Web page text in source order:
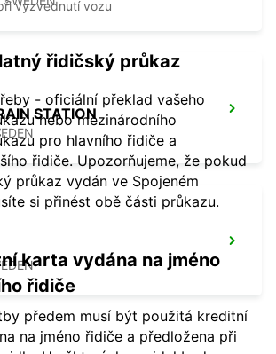
STATION
vyzvednutí vozu
řidičský průkaz
- oficiální překlad vašeho
nebo mezinárodního
pro hlavního řidiče a
řidiče. Upozorňujeme, že pokud
průkaz vydán ve Spojeném
si přinést obě části průkazu.
karta vydána na jméno
řidiče
předem musí být použitá kreditní
na jméno řidiče a předložena při